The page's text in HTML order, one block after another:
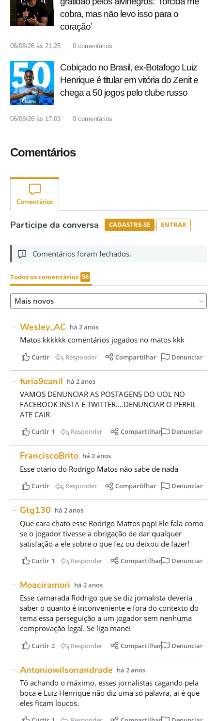
cobra, mas não levo isso para o
coração’
06/08/26 às 21:25 0 comentários
Cobiçado no Brasil, ex-Botafogo Luiz
Henrique é titular em vitória do Zenit e
chega a 50 jogos pelo clube russo
06/08/26 às 17:03 0 comentários
Comentários